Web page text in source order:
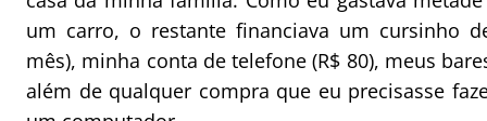
um carro, o restante financiava um cursinho
mês), minha conta de telefone (R$ 80), meus
além de qualquer compra que eu precisasse